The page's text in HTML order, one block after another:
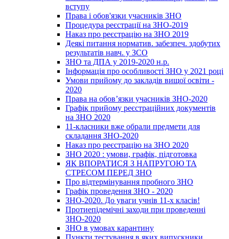
вступу
Права і обов'язки учасників ЗНО
Процедура реєстрації на ЗНО-2019
Наказ про реєстрацію на ЗНО 2019
Деякі питання норматив. забезпеч. здобутих
результатів навч. у ЗСО
ЗНО та ДПА у 2019-2020 н.р.
Інформація про особливості ЗНО у 2021 році
Умови прийому до закладів вищої освіти -
2020
Права на обов’язки учасників ЗНО-2020
Графік прийому реєстраційних документів
на ЗНО 2020
11-класники вже обрали предмети для
складання ЗНО-2020
Наказ про реєстрацію на ЗНО 2020
ЗНО 2020 : умови, графік, підготовка
ЯК ВПОРАТИСЯ З НАПРУГОЮ ТА
СТРЕСОМ ПЕРЕД ЗНО
Про відтермінування пробного ЗНО
Графік проведення ЗНО - 2020
ЗНО-2020. До уваги учнів 11-х класів!
Протиепідемічні заходи при проведенні
ЗНО-2020
ЗНО в умовах карантину
Пункти тестування в яких випускники